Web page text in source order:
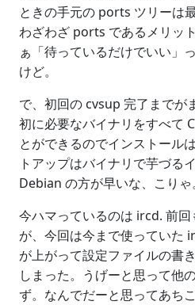
ときの手元の ports ツリーは
わざわざ ports であるメリッ
ぁ「待っているだけでいい」
けど。
で、初回の cvsup 完了までが
初に必要なバイナリをすべて
とができるのでインストール
トアップはバイナリで芋づる
Debian の方が早いな、こりゃ。
今ハマっているのは ircd. 前
が、今回は今まで使っていた
が上がって設定ファイルの書
しまった。うげーと思って他
ず。なんでだーと思ってあち